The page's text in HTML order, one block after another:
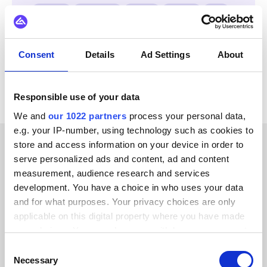
Consent Details Ad Settings About
Responsible use of your data
We and our 1022 partners process your personal data,
e.g. your IP-number, using technology such as cookies to
store and access information on your device in order to
serve personalized ads and content, ad and content
measurement, audience research and services
development. You have a choice in who uses your data
and for what purposes. Your privacy choices are only
applicable on this digital property where you have made
your choices. You can change or withdraw your consent
the Privacy trigger icon.
Selection
Necessary
SAP
Alle Lightspeed Retail Integrationen ansehen
ERFOLGSGESCHICHTEN UNSERER KUNDEN
Erfahren Sie mehr über die
Ergebnisse unserer Kunden